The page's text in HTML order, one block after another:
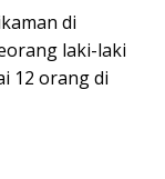
di
laki-laki
12 orang di